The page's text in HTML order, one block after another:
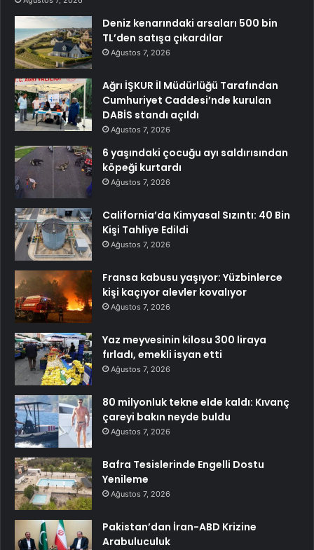
Deniz kenarındaki arsaları 500 bin
TL’den satışa çıkardılar
Ağustos 7, 2026
Ağrı İŞKUR İl Müdürlüğü Tarafından
Cumhuriyet Caddesi’nde kurulan
DABİS standı açıldı
Ağustos 7, 2026
6 yaşındaki çocuğu ayı saldırısından
köpeği kurtardı
Ağustos 7, 2026
California’da Kimyasal Sızıntı: 40 Bin
Kişi Tahliye Edildi
Ağustos 7, 2026
Fransa kabusu yaşıyor: Yüzbinlerce
kişi kaçıyor alevler kovalıyor
Ağustos 7, 2026
Yaz meyvesinin kilosu 300 liraya
fırladı, emekli isyan etti
Ağustos 7, 2026
80 milyonluk tekne elde kaldı: Kıvanç
çareyi bakın neyde buldu
Ağustos 7, 2026
Bafra Tesislerinde Engelli Dostu
Yenileme
Ağustos 7, 2026
Pakistan’dan İran-ABD Krizine
Arabuluculuk